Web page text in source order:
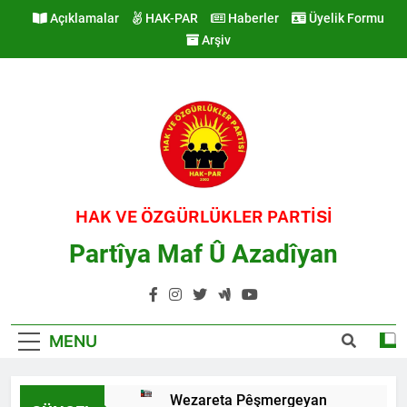
Açıklamalar HAK-PAR Haberler
Üyelik Formu
Arşiv
HAK VE ÖZGÜRLÜKLER PARTİSİ
Partîya Maf Û Azadîyan
MENU
Wezareta Pêşmergeyan